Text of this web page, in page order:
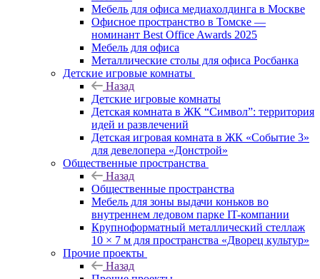
Мебель для офиса медиахолдинга в Москве
Офисное пространство в Томске —
номинант Best Office Awards 2025
Мебель для офиса
Металлические столы для офиса Росбанка
Детские игровые комнаты
Назад
Детские игровые комнаты
Детская комната в ЖК “Символ”: территория
идей и развлечений
Детская игровая комната в ЖК «Событие 3»
для девелопера «Донстрой»
Общественные пространства
Назад
Общественные пространства
Мебель для зоны выдачи коньков во
внутреннем ледовом парке IT-компании
Крупноформатный металлический стеллаж
10 × 7 м для пространства «Дворец культур»
Прочие проекты
Назад